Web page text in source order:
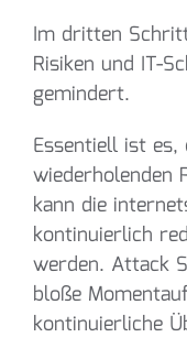
Im dritten
Risiken und IT-
gemindert.
Essentiell ist
wiederholenden
kann die
kontinuierlich
werden. Attack
bloße
kontinuierliche